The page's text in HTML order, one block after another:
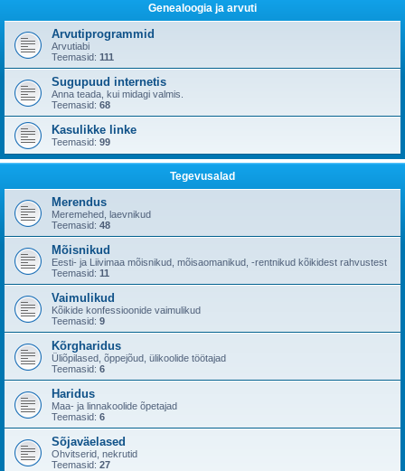
Genealoogia ja arvuti
Arvutiprogrammid
Arvutiabi
Teemasid: 111
Sugupuud internetis
Anna teada, kui midagi valmis.
Teemasid: 68
Kasulikke linke
Teemasid: 99
Tegevusalad
Merendus
Meremehed, laevnikud
Teemasid: 48
Mõisnikud
Eesti- ja Liivimaa mõisnikud, mõisaomanikud, -rentnikud kõikidest rahvustest
Teemasid: 11
Vaimulikud
Kõikide konfessioonide vaimulikud
Teemasid: 9
Kõrgharidus
Üliõpilased, õppejõud, ülikoolide töötajad
Teemasid: 6
Haridus
Maa- ja linnakoolide õpetajad
Teemasid: 6
Sõjaväelased
Ohvitserid, nekrutid
Teemasid: 27